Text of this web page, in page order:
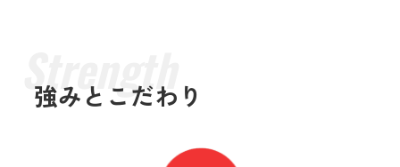
強みとこだわり